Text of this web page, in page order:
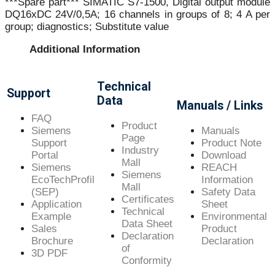
***Spare part*** SIMATIC S7-1500, Digital output module
DQ16xDC 24V/0,5A; 16 channels in groups of 8; 4 A per
group; diagnostics; Substitute value
Additional Information
Support
FAQ
Siemens
Support
Portal
Siemens
EcoTechProfil
(SEP)
Application
Example
Sales
Brochure
3D PDF
Technical
Data
Product
Page
Industry
Mall
Siemens
Mall
Certificates
Technical
Data Sheet
Declaration
of
Conformity
Manuals / Links
Manuals
Product Note
Download
REACH
Information
Safety Data
Sheet
Environmental
Product
Declaration